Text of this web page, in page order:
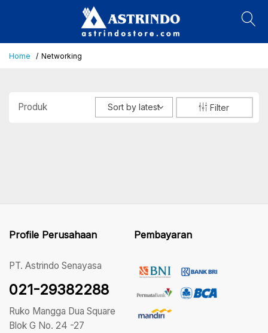
Home Networking
Produk Sort by latest Filter
Profile Perusahaan
PT. Astrindo Senayasa
021-29382288
Ruko Mangga Dua Square
Blok G No. 24 -27
Pembayaran